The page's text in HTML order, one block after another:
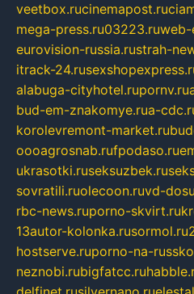
veetbox.rucinemapost.ru
mega-press.ru03223.ruweb-
eurovision-russia.rustrah-
itrack-24.ru
alabuga-cityhotel.rupornv.ru
bud-em-znakomye.rua-
korolevremont-market.ru
oooagrosnab.rufpodaso.ru
ukrasotki.ruseksuzbek.ru
sovratili.ruolecoon.ruvd-
rbc-news.ruporno-skvirt.ru
13autor-kolonka.rusormol.ru
hostserve.ruporno-na-
neznobi.rubigfatcc.ru